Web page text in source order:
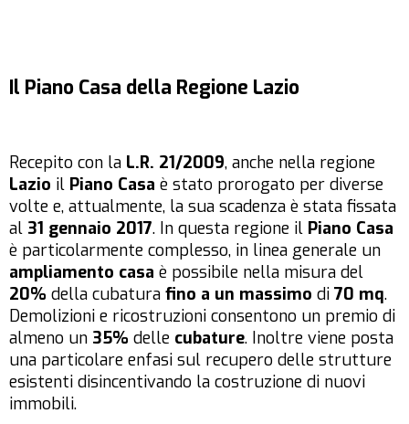
Il Piano Casa della Regione Lazio
Recepito con la L.R. 21/2009, anche nella regione
Lazio il Piano Casa è stato prorogato per diverse
volte e, attualmente, la sua scadenza è stata fissata
al 31 gennaio 2017. In questa regione il Piano Casa
è particolarmente complesso, in linea generale un
ampliamento casa è possibile nella misura del
20% della cubatura fino a un massimo di 70 mq.
Demolizioni e ricostruzioni consentono un premio di
almeno un 35% delle cubature. Inoltre viene posta
una particolare enfasi sul recupero delle strutture
esistenti disincentivando la costruzione di nuovi
immobili.